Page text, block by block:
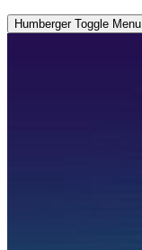
Humberger Toggle Menu